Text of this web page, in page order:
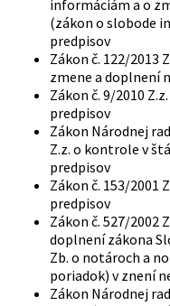
informáciám a o
(zákon o slobode
predpisov
Zákon č. 122/2013
zmene a doplnení
Zákon č. 9/2010
predpisov
Zákon Národnej
Z.z. o kontrole v
predpisov
Zákon č. 153/2001
predpisov
Zákon č. 527/2002
doplnení zákona
Zb. o notároch a
poriadok) v znení
Zákon Národnej